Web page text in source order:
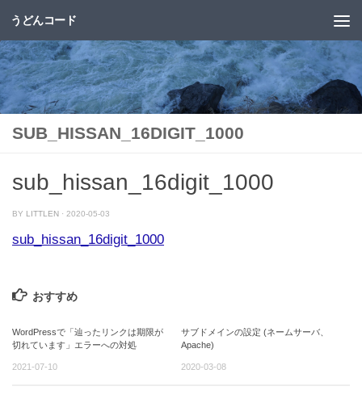
コンテンツへスキップ
うどんコード
SUB_HISSAN_16DIGIT_1000
sub_hissan_16digit_1000
BY LITTLEN · 2020-05-03
sub_hissan_16digit_1000
おすすめ
WordPressで「辿ったリンクは期限が
切れています」エラーへの対処
2021-07-10
サブドメインの設定 (ネームサーバ、
Apache)
2020-03-08